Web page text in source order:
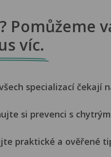
Pomůžeme
víc.
specializací čekají
si prevenci s
praktické a ověřené